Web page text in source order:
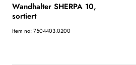
Wandhalter SHERPA 10,
sortiert
Item no: 7504403.0200